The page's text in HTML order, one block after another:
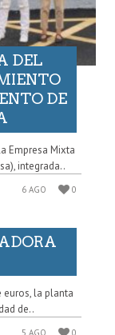
DEL
DE
Empresa Mixta
integrada..
6 AGO 0
euros, la planta
de..
5 AGO 0